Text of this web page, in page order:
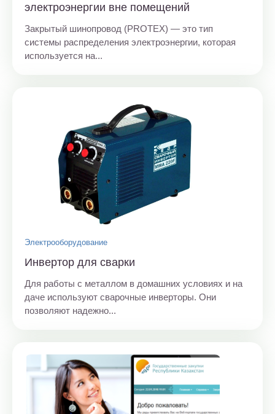
электроэнергии вне помещений
Закрытый шинопровод (PROTEX) — это тип
системы распределения электроэнергии, которая
используется на...
Электрооборудование
Инвертор для сварки
Для работы с металлом в домашних условиях и на
даче используют сварочные инверторы. Они
позволяют надежно...